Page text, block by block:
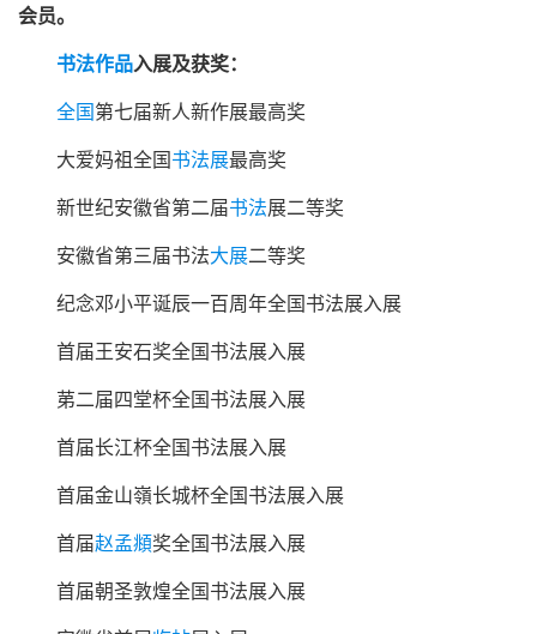
会员。
书法作品入展及获奖：
全国第七届新人新作展最高奖
大爱妈祖全国书法展最高奖
新世纪安徽省第二届书法展二等奖
安徽省第三届书法大展二等奖
纪念邓小平诞辰一百周年全国书法展入展
首届王安石奖全国书法展入展
苐二届四堂杯全国书法展入展
首届长江杯全国书法展入展
首届金山嶺长城杯全国书法展入展
首届赵孟頫奖全国书法展入展
首届朝圣敦煌全国书法展入展